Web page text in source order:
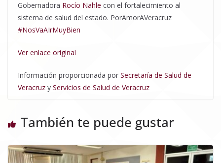
Gobernadora Rocío Nahle con el fortalecimiento al
sistema de salud del estado. PorAmorAVeracruz
#NosVaAIrMuyBien
Ver enlace original
Información proporcionada por Secretaría de Salud de
Veracruz y Servicios de Salud de Veracruz
También te puede gustar